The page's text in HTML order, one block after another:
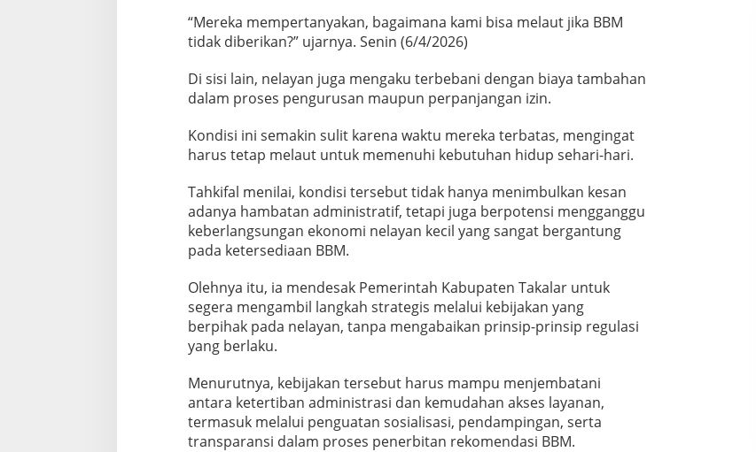
“Mereka mempertanyakan, bagaimana kami bisa melaut jika BBM
tidak diberikan?” ujarnya. Senin (6/4/2026)
Di sisi lain, nelayan juga mengaku terbebani dengan biaya tambahan
dalam proses pengurusan maupun perpanjangan izin.
Kondisi ini semakin sulit karena waktu mereka terbatas, mengingat
harus tetap melaut untuk memenuhi kebutuhan hidup sehari-hari.
Tahkifal menilai, kondisi tersebut tidak hanya menimbulkan kesan
adanya hambatan administratif, tetapi juga berpotensi mengganggu
keberlangsungan ekonomi nelayan kecil yang sangat bergantung
pada ketersediaan BBM.
Olehnya itu, ia mendesak Pemerintah Kabupaten Takalar untuk
segera mengambil langkah strategis melalui kebijakan yang
berpihak pada nelayan, tanpa mengabaikan prinsip-prinsip regulasi
yang berlaku.
Menurutnya, kebijakan tersebut harus mampu menjembatani
antara ketertiban administrasi dan kemudahan akses layanan,
termasuk melalui penguatan sosialisasi, pendampingan, serta
transparansi dalam proses penerbitan rekomendasi BBM.